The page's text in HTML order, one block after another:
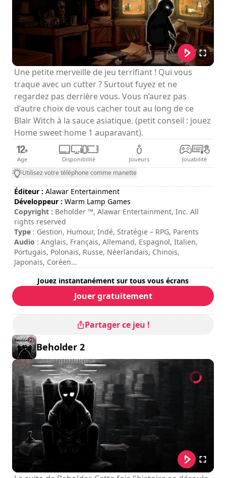
Une petite merveille de jeu terrifiant ! Qui vous
traque avec un cutter ? Surtout fuyez et ne
regardez pas derrière vous. Vous n’aurez pas
d’autre choix de vous cacher tout au long de ce
Blair Witch à la sauce asiatique. (petit conseil : jouez
Home sweet home 1 auparavant).
Age Disponibilité Joueurs Jouabilité
Utilisez votre téléphone comme manette
Éditeur : Alawar Entertainment
Développeur : Warm Lamp Games
Copyright : Beholder ™, Alawar Entertainment, Inc. All
rights reserved
Type : Gestion, Humour, Indé, Stratégie – RPG, Parents
Audio : Anglais, Français, Allemand, Espagnol, Italien,
Portugais, Polonais, Russe, Néerlandais, Chinois,
Japonais, Coréen
Espagnol, Italien, Portugais, Polonais, Russe, Néerlandais,
Chinois, Japonais, Coréen
Durée de session : > 30 minutes
Durée totale: 5h
Note: Gaming Trend : 85/100
Les commandes sont indiquées dans les options du jeu.
Jouez instantanément sur tous vous écrans
Jouer gratuitement
Partager ce jeu !
Beholder 2